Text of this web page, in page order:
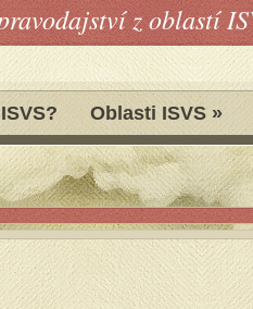
z oblastí
Oblasti ISVS »